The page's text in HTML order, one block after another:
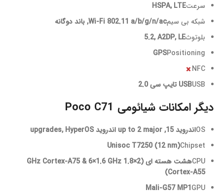
سرعتHSPA, LTE
شبکه بی سیمWi-Fi 802.11 a/b/g/n/ac, باند دوگانه
بلوتوث5.2, A2DP, LE
Positioning
GPS
NFC
USBUSB تایپ سی 2.0
دیگر امکانات شیائومی Poco C71
OSاندروید 15, up to 2 major اندروید upgrades, HyperOS
Chipset
Unisoc T7250 (12 nm)
CPU
هشت هسته ای (2×1.8 GHz Cortex-A75 & 6×1.6 GHz
Cortex-A55)
GPU
Mali-G57 M‍P1